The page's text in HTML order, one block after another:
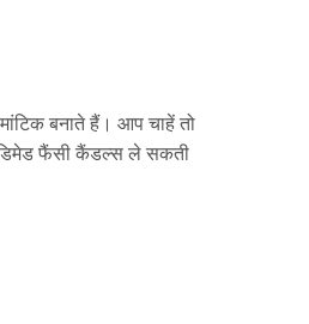
बनाते हैं। आप चाहें तो
फैंसी कैंडल्स ले सकती